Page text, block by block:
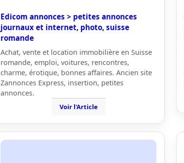
Edicom annonces > petites annonces
journaux et internet, photo, suisse
romande
Achat, vente et location immobilière en Suisse
romande, emploi, voitures, rencontres,
charme, érotique, bonnes affaires. Ancien site
Zannonces Express, insertion, petites
annonces.
Voir l'Article